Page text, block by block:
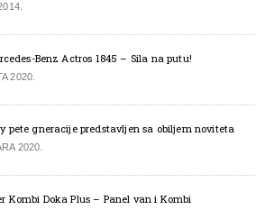
Benz Actros 1845 – Sila na putu!
2020.
pete gneracije predstavljen sa obiljem noviteta
2020.
Kombi Doka Plus – Panel van i Kombi